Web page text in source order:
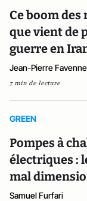
Ce boom
que vient de
guerre en
Jean-Pierre
7 min de lecture
GREEN
Pompes à
électriques :
mal
Samuel Furfari